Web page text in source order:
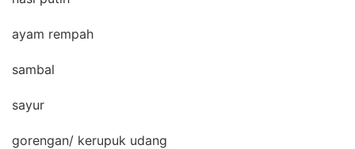
ayam rempah
sambal
sayur
gorengan/ kerupuk udang